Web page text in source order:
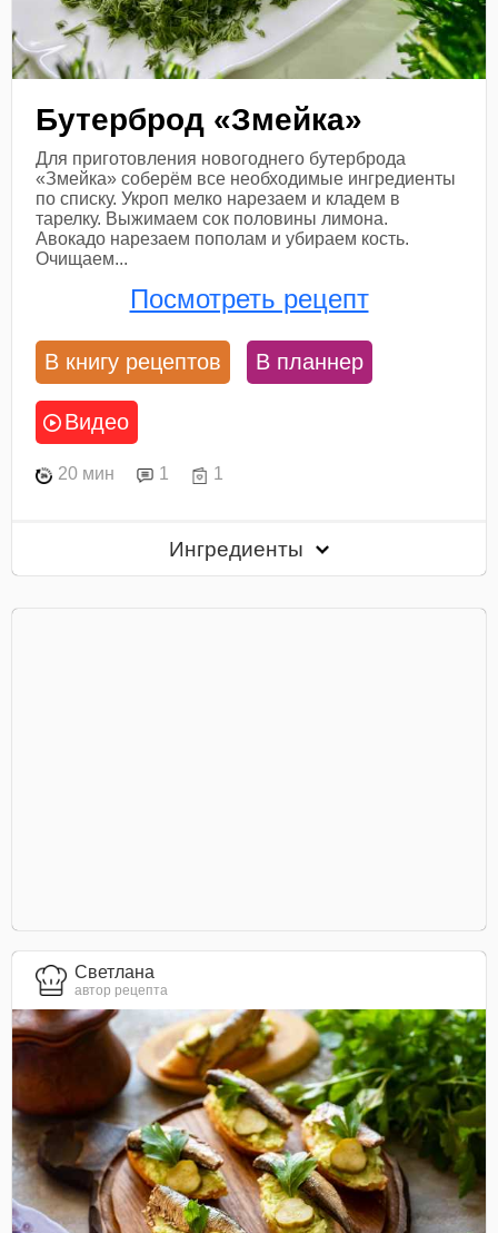
Бутерброд «Змейка»
Для приготовления новогоднего бутерброда
«Змейка» соберём все необходимые ингредиенты
по списку. Укроп мелко нарезаем и кладем в
тарелку. Выжимаем сок половины лимона.
Авокадо нарезаем пополам и убираем кость.
Очищаем...
Посмотреть рецепт
В книгу рецептов В планнер
Видео
20 мин 1 1
Ингредиенты
Светлана
автор рецепта